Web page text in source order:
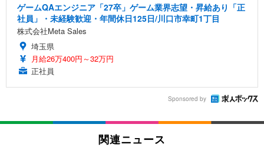
ゲームQAエンジニア「27卒」ゲーム業界志望・昇給あり「正
社員」・未経験歓迎・年間休日125日/川口市幸町1丁目
株式会社Meta Sales
埼玉県
月給26万400円～32万円
正社員
Sponsored by
関連ニュース